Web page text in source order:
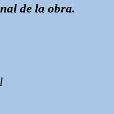
de la obra.